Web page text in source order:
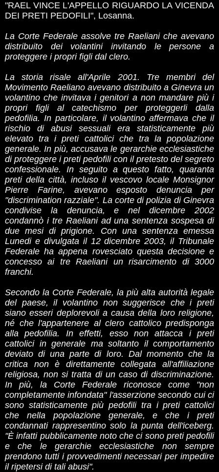
"RAEL VINCE L'APPELLO RIGUARDO LA VICENDA
DEI PRETI PEDOFILI", Losanna.
La Corte Federale assolve tre Raeliani che avevano
distribuito dei volantini invitando le persone a
proteggere i propri figli dal clero.
La storia risale all'Aprile 2001. Tre membri del
Movimento Raeliano avevano distribuito a Ginevra un
volantino che invitava i genitori a non mandare più i
propri figli al catechismo per proteggerli dalla
pedofilia. In particolare, il volantino affermava che il
rischio di abusi sessuali era statisticamente più
elevato tra i preti cattolici che tra la popolazione
generale. In più, accusava le gerarchie ecclesiastiche
di proteggere i preti pedofili con il pretesto del segreto
confessionale. In seguito a questo fatto, quaranta
preti della città, incluso il vescovo locale Monsignor
Pierre Farine, avevano esposto denuncia per
"discrimination razziale". La corte di polizia di Ginevra
condivise la denuncia, e nel dicembre 2002
condannò i tre Raeliani ad una sentenza sospesa di
due mesi di prigione. Con una sentenza emessa
Lunedi e divulgata il 12 dicembre 2003, il Tribunale
Federale ha appena rovesciato questa decisione e
concesso ai tre Raeliani un risarcimento di 3000
franchi.
Secondo la Corte Federale, la più alta autorità legale
del paese, il volantino non suggerisce che i preti
siano esseri deplorevoli a causa della loro religione,
né che l'appartenere al clero cattolico predisponga
alla pedofilia. In effetti, esso non attacca i preti
cattolici in generale ma soltanto il comportamento
deviato di una parte di loro. Dal momento che la
critica non è direttamente collegata all'affiliazione
religiosa, non si tratta di un caso di discriminazione.
In più, la Corte Federale riconosce come "non
completamente infondata" l'asserzione secondo cui ci
sono statisticamente più pedofili tra i preti cattolici
che nella popolazione generale, e che i preti
condannati rappresentino solo la punta dell'iceberg.
"È infatti pubblicamente noto che ci sono preti pedofili
e che le gerarchie ecclesiastiche non sempre
prendono tutti i provvedimenti necessari per impedire
il ripetersi di tali abusi".